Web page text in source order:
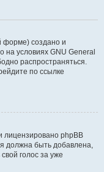
форме) создано и
на условиях GNU General
распространяться.
по ссылке
лицензировано phpBB
должна быть добавлена,
свой голос за уже